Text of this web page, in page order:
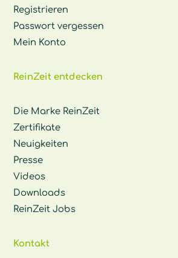
Registrieren
Passwort vergessen
Mein Konto
ReinZeit entdecken
Die Marke ReinZeit
Zertifikate
Neuigkeiten
Presse
Videos
Downloads
ReinZeit Jobs
Kontakt